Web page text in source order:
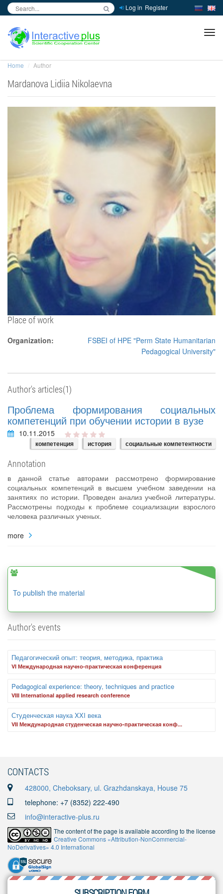
Log in Register
Home Author
Mardanova Lidiia Nikolaevna
Place of work
Organization:
FSBEI of HPE "Perm State Humanitarian
Pedagogical University"
Author's articles(1)
Проблема формирования социальных
компетенций при обучении истории в вузе
10.11.2015
компетенция история социальные компетентности
Annotation
в данной статье авторами рассмотрено формирование
социальных компетенций в высшем учебном заведении на
занятиях по истории. Проведен анализ учебной литературы.
Рассмотрены подходы к проблеме социализации взрослого
человека различных ученых.
more
To publish the material
Author's events
Педагогический опыт: теория, методика, практика
VI Международная научно-практическая конференция
Pedagogical experience: theory, techniques and practice
VIII International applied research conference
Студенческая наука XXI века
VII Международная студенческая научно-практическая конф...
CONTACTS
428000, Cheboksary, ul. Grazhdanskaya, House 75
telephone: +7 (8352) 222-490
info@interactive-plus.ru
The content of the page is available according to the license
Creative Commons «Attribution-NonCommercial-
NoDerivatives» 4.0 International